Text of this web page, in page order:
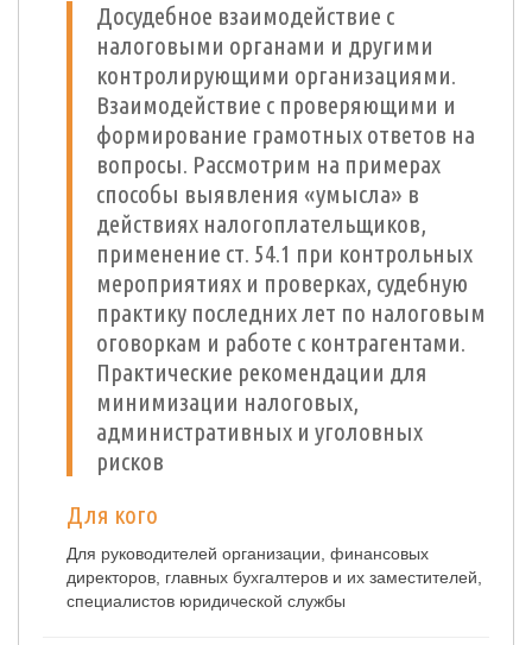
Досудебное взаимодействие с
налоговыми органами и другими
контролирующими организациями.
Взаимодействие с проверяющими и
формирование грамотных ответов на
вопросы. Рассмотрим на примерах
способы выявления «умысла» в
действиях налогоплательщиков,
применение ст. 54.1 при контрольных
мероприятиях и проверках, судебную
практику последних лет по налоговым
оговоркам и работе с контрагентами.
Практические рекомендации для
минимизации налоговых,
административных и уголовных
рисков
Для кого
Для руководителей организации, финансовых
директоров, главных бухгалтеров и их заместителей,
специалистов юридической службы